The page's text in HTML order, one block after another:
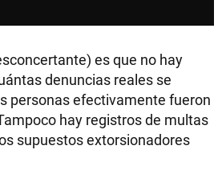
es que no hay
denuncias reales se
personas efectivamente fueron
hay registros de multas
supuestos extorsionadores